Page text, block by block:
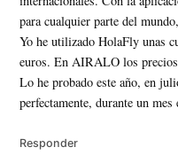
para cualquier parte del
Yo he utilizado HolaFly unas
euros. En AIRALO los
Lo he probado este año, en
perfectamente, durante un mes
Responder